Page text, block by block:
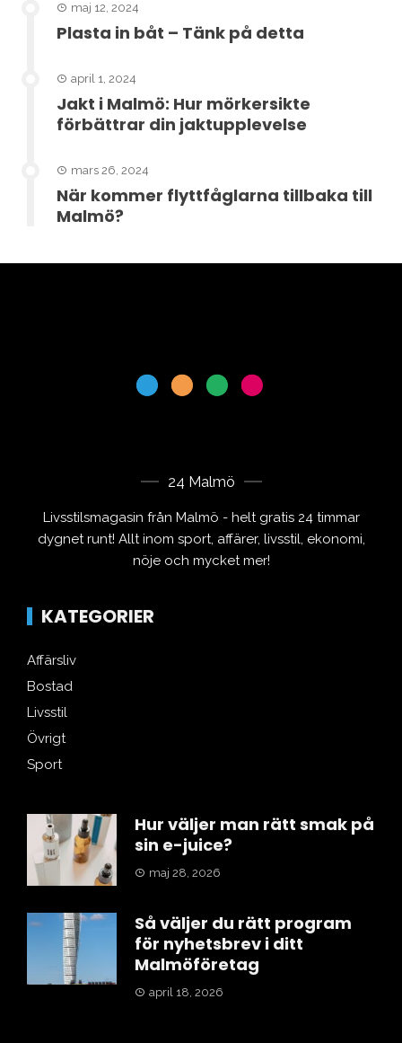
maj 12, 2024
Plasta in båt – Tänk på detta
april 1, 2024
Jakt i Malmö: Hur mörkersikte
förbättrar din jaktupplevelse
mars 26, 2024
När kommer flyttfåglarna tillbaka till
Malmö?
24 Malmö
Livsstilsmagasin från Malmö - helt gratis 24 timmar
dygnet runt! Allt inom sport, affärer, livsstil, ekonomi,
nöje och mycket mer!
KATEGORIER
Affärsliv
Bostad
Livsstil
Övrigt
Sport
Hur väljer man rätt smak på
sin e-juice?
maj 28, 2026
Så väljer du rätt program
för nyhetsbrev i ditt
Malmöföretag
april 18, 2026